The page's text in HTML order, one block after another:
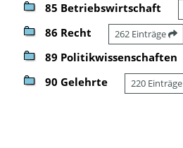
85 Betriebswirtschaft
86 Recht 262 Einträge
89 Politikwissenschaften
90 Gelehrte 220 Einträge